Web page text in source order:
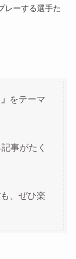
レーする選手た
」 をテーマ
事がたく
も、ぜひ楽